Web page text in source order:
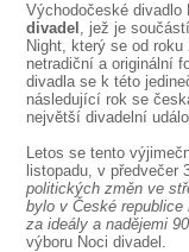
Východočeské
divadel , jež je
Night, který se od
netradiční a originální
divadla se k této
následující rok se
největší divadelní
Letos se tento
listopadu, v
politických změn ve
bylo v České
za ideály a nadějemi
výboru Noci divadel.